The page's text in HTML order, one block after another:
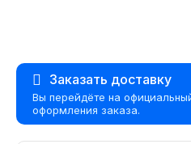
Заказать доставку
Вы перейдёте на
оформления заказа.